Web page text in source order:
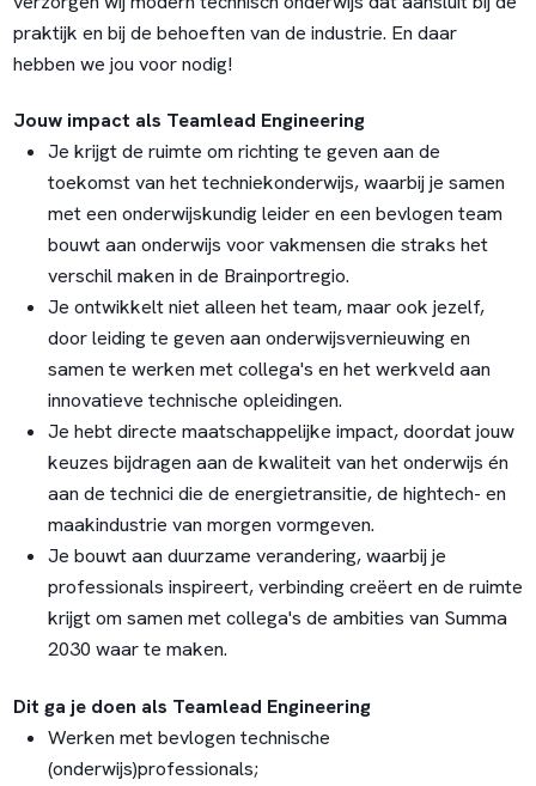
praktijk en bij de behoeften van de industrie. En daar
hebben we jou voor nodig!
Jouw impact als Teamlead Engineering
Je krijgt de ruimte om richting te geven aan de
toekomst van het techniekonderwijs, waarbij je samen
met een onderwijskundig leider en een bevlogen team
bouwt aan onderwijs voor vakmensen die straks het
verschil maken in de Brainportregio.
Je ontwikkelt niet alleen het team, maar ook jezelf,
door leiding te geven aan onderwijsvernieuwing en
samen te werken met collega's en het werkveld aan
innovatieve technische opleidingen.
Je hebt directe maatschappelijke impact, doordat jouw
keuzes bijdragen aan de kwaliteit van het onderwijs én
aan de technici die de energietransitie, de hightech- en
maakindustrie van morgen vormgeven.
Je bouwt aan duurzame verandering, waarbij je
professionals inspireert, verbinding creëert en de ruimte
krijgt om samen met collega's de ambities van Summa
2030 waar te maken.
Dit ga je doen als Teamlead Engineering
Werken met bevlogen technische
(onderwijs)professionals;